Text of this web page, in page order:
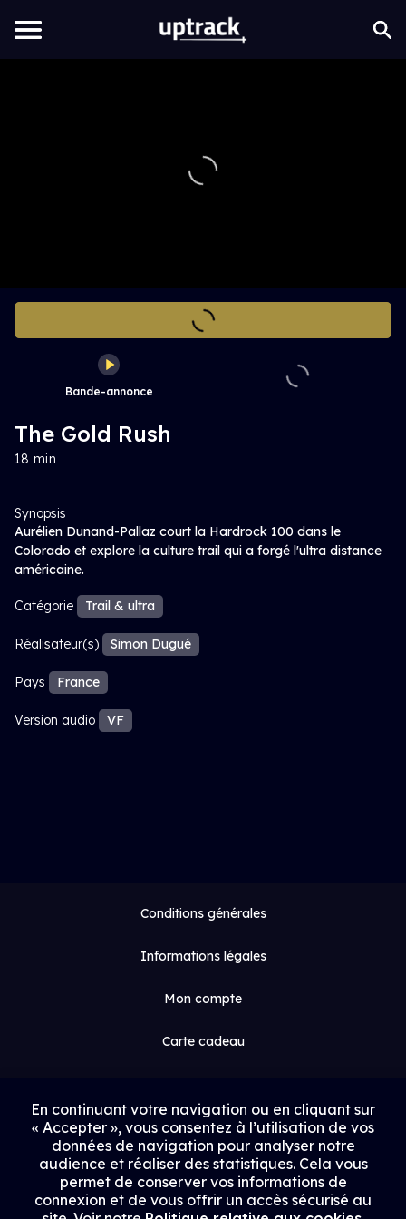
Bande-annonce
The Gold Rush
18 min
Synopsis
Aurélien Dunand-Pallaz court la Hardrock 100 dans le
Colorado et explore la culture trail qui a forgé l'ultra distance
américaine.
Catégorie Trail & ultra
Réalisateur(s) Simon Dugué
Pays France
Version audio VF
Conditions générales
Informations légales
Mon compte
Carte cadeau
Espace médias
Contact
Proposer un film
Rejoindre Uptrack
En continuant votre navigation ou en cliquant sur
« Accepter », vous consentez à l’utilisation de vos
données de navigation pour analyser notre
audience et réaliser des statistiques. Cela vous
permet de conserver vos informations de
connexion et de vous offrir un accès sécurisé au